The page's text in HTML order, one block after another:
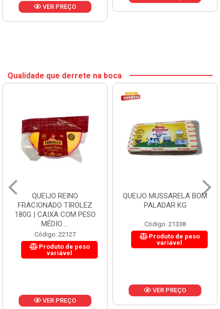
VER PREÇO
Qualidade que derrete na boca
QUEIJO REINO
FRACIONADO TIROLEZ
180G | CAIXA COM PESO
MÉDIO ...
Código: 22127
Produto de peso
variável
VER PREÇO
QUEIJO MUSSARELA BOM
PALADAR KG
Código: 21338
Produto de peso
variável
VER PREÇO